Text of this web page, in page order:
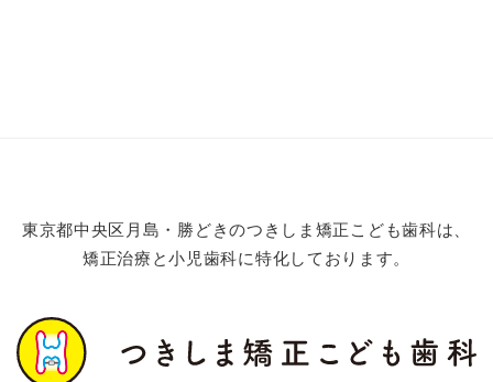
東京都中央区月島・勝どきのつきしま矯正こども歯科は、
矯正治療と小児歯科に特化しております。